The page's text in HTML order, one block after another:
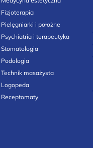
Fizjoterapia
Pielęgniarki i położne
Psychiatria i terapeutyka
Stomatologia
Technik masażysta
Logopeda